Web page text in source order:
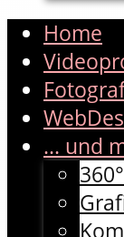
Home
... und